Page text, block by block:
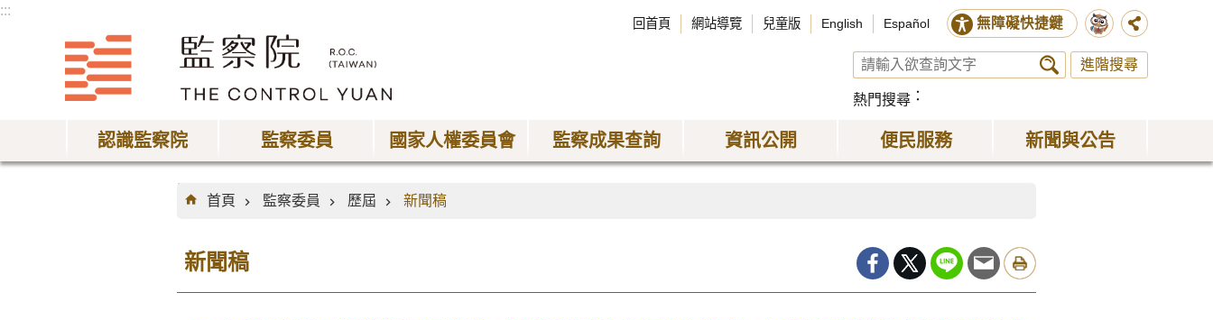
:::
回首頁 網站導覽 兒童版 English Español 無障礙快捷鍵
進階搜尋
熱門搜尋
認識監察院 監察委員 國家人權委員會 監察成果查詢 資訊公開 便民服務 新聞與公告
:::
首頁
監察委員 歷屆 新聞稿
新聞稿